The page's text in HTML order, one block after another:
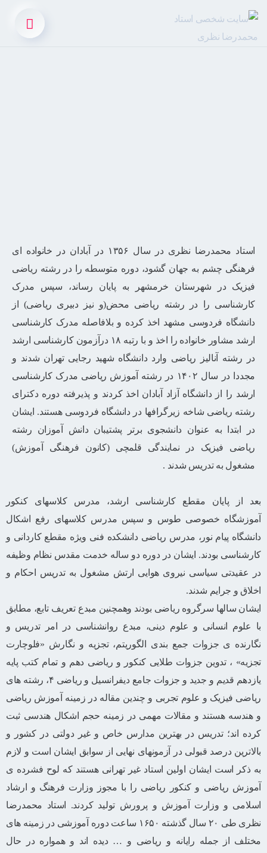
استاد محمدرضا نظری در سال ۱۳۵۶ در آبادان در خانواده ای
فرهنگی چشم به جهان گشود، دوره متوسطه را در رشته ریاضی
فیزیک در شهرستان خرمشهر به پایان رساند، سپس مدرک
کارشناسی را در رشته ریاضی محض(و نیز دبیری ریاضی) از
دانشگاه فردوسی مشهد اخذ کرده و بلافاصله مدرک کارشناسی
ارشد مشاور خانواده را اخذ و با رتبه ۱۸ درآزمون کارشناسی ارشد
در رشته آنالیز ریاضی وارد دانشگاه شهید رجایی تهران شدند و
مجددا در سال ۱۴۰۲ در رشته آموزش ریاضی مدرک کارشناسی
ارشد را از دانشگاه آزاد آبادان اخذ کردند و پذیرفته دوره دکترای
رشته ریاضی شاخه زیرگرافها در دانشگاه فردوسی هستند. ایشان
در ابتدا به عنوان دانشجوی برتر پشتیبان دانش آموزان رشته
ریاضی فیزیک در نمایندگی قلمچی (کانون فرهنگی آموزش)
مشغول به تدریس شدند .
بعد از پایان مقطع کارشناسی ارشد، مدرس کلاسهای کنکور
آموزشگاه خصوصی طوس و سپس مدرس کلاسهای رفع اشکال
دانشگاه پیام نور، مدرس ریاضی دانشکده فنی ویژه مقطع کاردانی و
کارشناسی بودند. ایشان در دوره دو ساله خدمت مقدس نظام وظیفه
در عقیدتی سیاسی نیروی هوایی ارتش مشغول به تدریس احکام و
اخلاق و جرایم شدند.
ایشان سالها سرگروه ریاضی بودند وهمچنین مبدع تعریف تابع، مطابق
با علوم انسانی و علوم دینی، مبدع روانشناسی در امر تدریس و
نگارنده ی جزوات جمع بندی الگوریتم، تجزیه و نگارش «فلوچارت
تجزیه» ، تدوین جزوات طلایی کنکور و ریاضی دهم و تمام کتب پایه
یازدهم قدیم و جدید و جزوات جامع دیفرانسیل و ریاضی ۴، رشته های
ریاضی فیزیک و علوم تجربی و چندین مقاله در زمینه آموزش ریاضی
و هندسه هستند و مقالات مهمی در زمینه حجم اشکال هندسی ثبت
کرده اند؛ تدریس در بهترین مدارس خاص و غیر دولتی در کشور و
بالاترین درصد قبولی در آزمونهای نهایی از سوابق ایشان است و لازم
به ذکر است ایشان اولین استاد غیر تهرانی هستند که لوح فشرده ی
آموزش ریاضی و کنکور ریاضی را با مجوز وزارت فرهنگ و ارشاد
اسلامی و وزارت آموزش و پرورش تولید کردند. استاد محمدرضا
نظری طی ۲۰ سال گذشته ۱۶۵۰ ساعت دوره آموزشی در زمینه های
مختلف از جمله رایانه و ریاضی و … دیده اند و همواره در حال